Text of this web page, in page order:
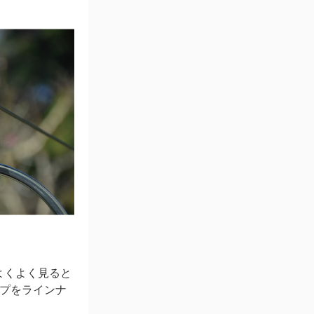
くよく見ると
をラインナ